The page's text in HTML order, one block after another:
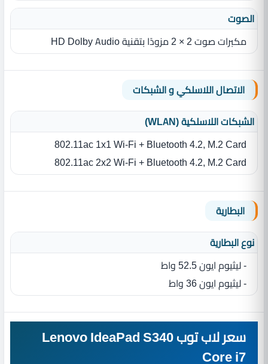
الصوت
مكبرات صوت 2 × 2 مزودًا بتقنية HD Dolby Audio
الاتصال اللاسلكي و الشبكات
الشبكات اللاسلكية (WLAN)
802.11ac 1x1 Wi-Fi + Bluetooth 4.2, M.2 Card
802.11ac 2x2 Wi-Fi + Bluetooth 4.2, M.2 Card
البطارية
نوع البطارية‏
- ليثيوم ايون 52.5 واط
- ليثيوم ايون 36 واط
سعر لاب توب Lenovo IdeaPad S340
Core i7